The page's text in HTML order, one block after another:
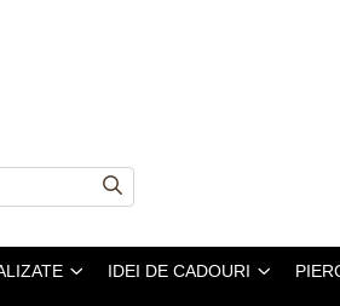
IDEI DE CADOURI